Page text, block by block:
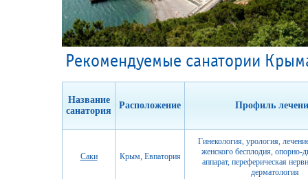
Рекомендуемые санатории
Название
санатория
Расположение Профиль
Саки Крым, Евпатория
Гинекология, урология,
женского бесплодия, опорно-
аппарат, переферическая
дерматология